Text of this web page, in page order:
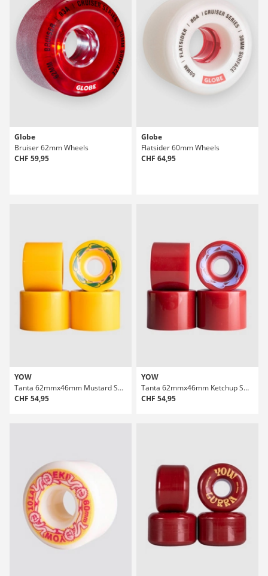
Globe
Bruiser 62mm Wheels
CHF 59,95
Globe
Flatsider 60mm Wheels
CHF 64,95
YOW
Tanta 62mmx46mm Mustard SHR 80A Wheels
CHF 54,95
YOW
Tanta 62mmx46mm Ketchup SHR 82A Wheels
CHF 54,95